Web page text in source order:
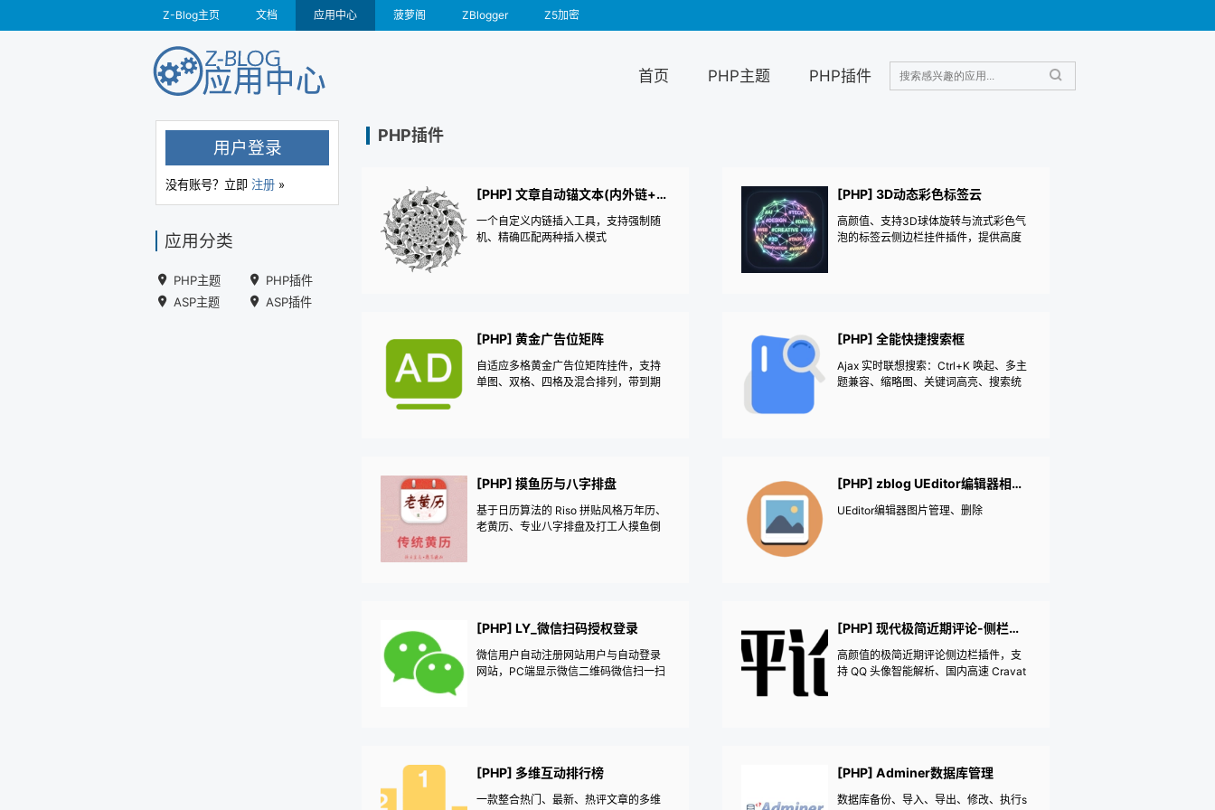
Z-Blog主页 文档 应用中心 菠萝阁 ZBlogger Z5加密
首页 PHP主题 PHP插件
PHP插件
[PHP] 文章自动锚文本(内外链+自定义)
一个自定义内链插入工具，支持强制随
机、精确匹配两种插入模式
[PHP] 3D动态彩色标签云
高颜值、支持3D球体旋转与流式彩色气
泡的标签云侧边栏挂件插件，提供高度
[PHP] 黄金广告位矩阵
自适应多格黄金广告位矩阵挂件，支持
单图、双格、四格及混合排列，带到期
[PHP] 全能快捷搜索框
Ajax 实时联想搜索：Ctrl+K 唤起、多主
题兼容、缩略图、关键词高亮、搜索统
[PHP] 摸鱼历与八字排盘
基于日历算法的 Riso 拼贴风格万年历、
老黄历、专业八字排盘及打工人摸鱼倒
[PHP] zblog UEditor编辑器相册管理
UEditor编辑器图片管理、删除
[PHP] LY_微信扫码授权登录
微信用户自动注册网站用户与自动登录
网站，PC端显示微信二维码微信扫一扫
录
[PHP] 现代极简近期评论-侧栏模块
高颜值的极简近期评论侧边栏插件，支
持 QQ 头像智能解析、国内高速 Cravat
[PHP] 多维互动排行榜
一款整合热门、最新、热评文章的多维
[PHP] Adminer数据库管理
数据库备份、导入、导出、修改、执行s
用户登录
没有账号？立即 注册 »
应用分类
PHP主题
PHP插件
ASP主题
ASP插件